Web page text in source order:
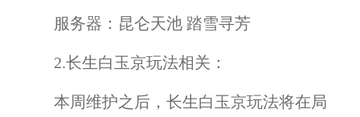
服务器： 昆仑天池 踏雪寻芳
2.长生白玉京玩法相关：
本周维护之后， 长生白玉京玩法将在局